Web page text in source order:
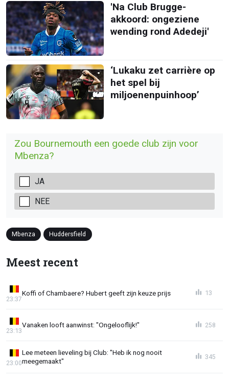
'Na Club Brugge-
akkoord: ongeziene
wending rond Adedeji'
‘Lukaku zet carrière op
het spel bij
miljoenenpuinhoop’
Zou Bournemouth een goede club zijn voor
Mbenza?
JA
NEE
Mbenza Huddersfield
Meest recent
Koffi of Chambaere? Hubert geeft zijn keuze prijs
23:37
13
Vanaken looft aanwinst: "Ongelooflijk!"
23:13
258
Lee meteen lieveling bij Club: "Heb ik nog nooit
meegemaakt"
23:00
345